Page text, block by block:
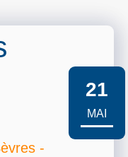
-
21
MAI